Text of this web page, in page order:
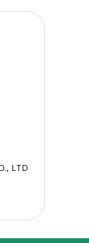
LTD